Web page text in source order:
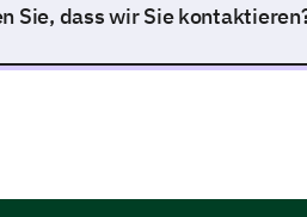
Sie, dass wir Sie